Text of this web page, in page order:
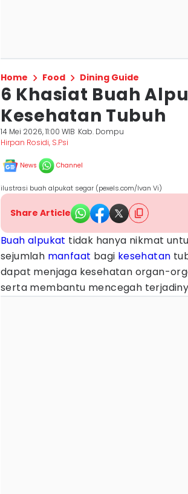
Home Food Dining Guide
6 Khasiat Buah
Kesehatan Tubuh
14 Mei 2026, 11:00 WIB Kab. Dompu
Hirpan Rosidi, S.Psi
News Channel
ilustrasi buah alpukat segar (pexels.com/Ivan Vi)
Share Article
Buah alpukat tidak hanya nikmat
sejumlah manfaat bagi kesehatan
dapat menjaga kesehatan organ-
serta membantu mencegah